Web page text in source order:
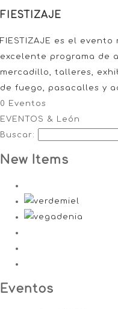
FIESTIZAJE
FIESTIZAJE es el
excelente programa de
mercadillo, talleres,
de fuego, pasacalles y
0 Eventos
EVENTOS & León
Buscar:
New Items
Eventos